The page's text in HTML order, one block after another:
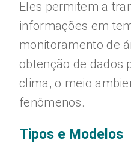
Eles permitem a
informações em
monitoramento de
obtenção de dados
clima, o meio
fenômenos.
Tipos e Modelos